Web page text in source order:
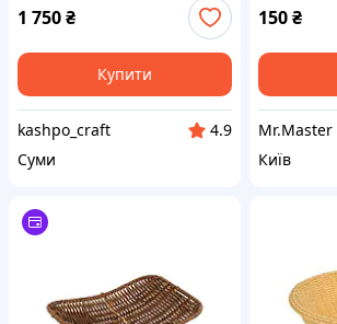
більшевіків кашпо для саду
1 750₴
Купити
kashpo_craft
4.9
Суми
150₴
Mr.Master
Київ